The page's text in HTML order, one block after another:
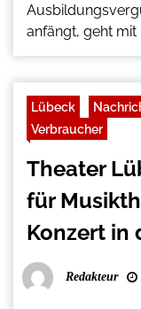
anfängt, geht mit
Lübeck
Verbraucher
Theater
für
Konzert in
Redakteur